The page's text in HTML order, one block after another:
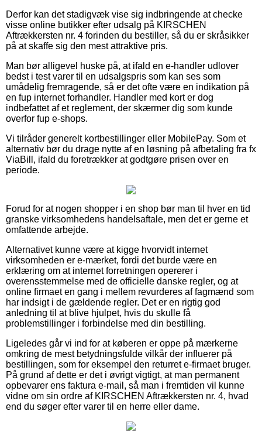
Derfor kan det stadigvæk vise sig indbringende at checke
visse online butikker efter udsalg på KIRSCHEN
Aftrækkersten nr. 4 forinden du bestiller, så du er skråsikker
på at skaffe sig den mest attraktive pris.
Man bør alligevel huske på, at ifald en e-handler udlover
bedst i test varer til en udsalgspris som kan ses som
umådelig fremragende, så er det ofte være en indikation på
en fup internet forhandler. Handler med kort er dog
indbefattet af et reglement, der skærmer dig som kunde
overfor fup e-shops.
Vi tilråder generelt kortbestillinger eller MobilePay. Som et
alternativ bør du drage nytte af en løsning på afbetaling fra fx
ViaBill, ifald du foretrækker at godtgøre prisen over en
periode.
Forud for at nogen shopper i en shop bør man til hver en tid
granske virksomhedens handelsaftale, men det er gerne et
omfattende arbejde.
Alternativet kunne være at kigge hvorvidt internet
virksomheden er e-mærket, fordi det burde være en
erklæring om at internet forretningen opererer i
overensstemmelse med de officielle danske regler, og at
online firmaet en gang i mellem revurderes af fagmænd som
har indsigt i de gældende regler. Det er en rigtig god
anledning til at blive hjulpet, hvis du skulle få
problemstillinger i forbindelse med din bestilling.
Ligeledes går vi ind for at køberen er oppe på mærkerne
omkring de mest betydningsfulde vilkår der influerer på
bestillingen, som for eksempel den returret e-firmaet bruger.
På grund af dette er det i øvrigt vigtigt, at man permanent
opbevarer ens faktura e-mail, så man i fremtiden vil kunne
vidne om sin ordre af KIRSCHEN Aftrækkersten nr. 4, hvad
end du søger efter varer til en herre eller dame.